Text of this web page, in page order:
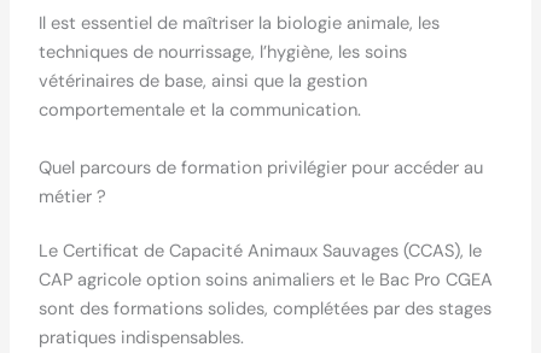
Il est essentiel de maîtriser la biologie animale, les
techniques de nourrissage, l’hygiène, les soins
vétérinaires de base, ainsi que la gestion
comportementale et la communication.
Quel parcours de formation privilégier pour accéder au
métier ?
Le Certificat de Capacité Animaux Sauvages (CCAS), le
CAP agricole option soins animaliers et le Bac Pro CGEA
sont des formations solides, complétées par des stages
pratiques indispensables.